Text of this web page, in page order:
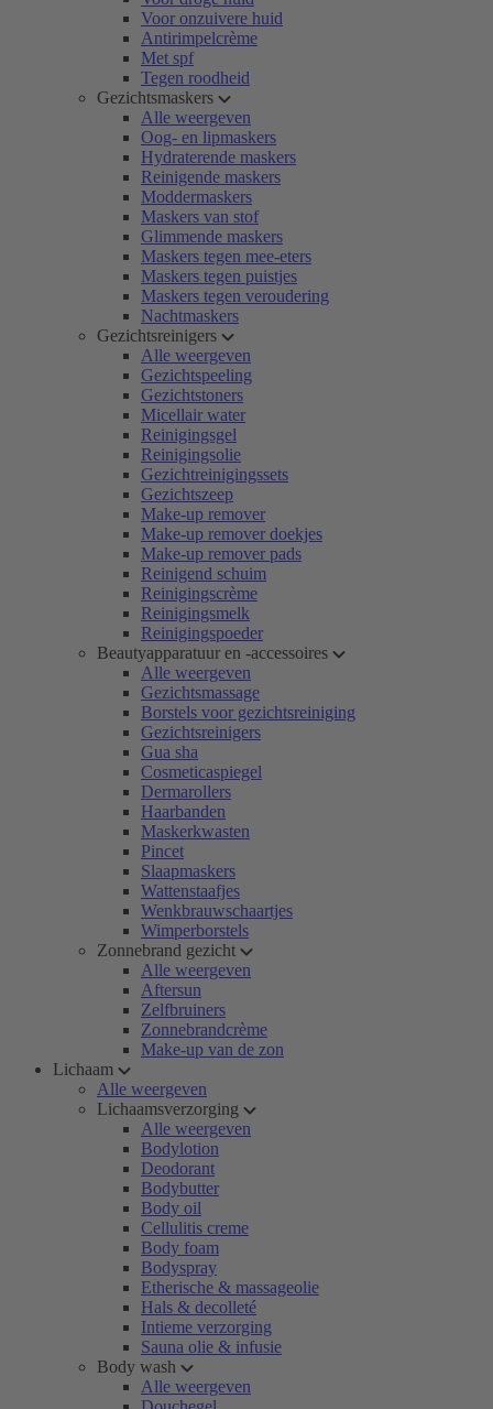
Voor onzuivere huid
Antirimpelcrème
Met spf
Tegen roodheid
Gezichtsmaskers
Alle weergeven
Oog- en lipmaskers
Hydraterende maskers
Reinigende maskers
Moddermaskers
Maskers van stof
Glimmende maskers
Maskers tegen mee-eters
Maskers tegen puistjes
Maskers tegen veroudering
Nachtmaskers
Gezichtsreinigers
Alle weergeven
Gezichtspeeling
Gezichtstoners
Micellair water
Reinigingsgel
Reinigingsolie
Gezichtreinigingssets
Gezichtszeep
Make-up remover
Make-up remover doekjes
Make-up remover pads
Reinigend schuim
Reinigingscrème
Reinigingsmelk
Reinigingspoeder
Beautyapparatuur en -accessoires
Alle weergeven
Gezichtsmassage
Borstels voor gezichtsreiniging
Gezichtsreinigers
Gua sha
Cosmeticaspiegel
Dermarollers
Haarbanden
Maskerkwasten
Pincet
Slaapmaskers
Wattenstaafjes
Wenkbrauwschaartjes
Wimperborstels
Zonnebrand gezicht
Alle weergeven
Aftersun
Zelfbruiners
Zonnebrandcrème
Make-up van de zon
Lichaam
Alle weergeven
Lichaamsverzorging
Alle weergeven
Bodylotion
Deodorant
Bodybutter
Body oil
Cellulitis creme
Body foam
Bodyspray
Etherische & massageolie
Hals & decolleté
Intieme verzorging
Sauna olie & infusie
Body wash
Alle weergeven